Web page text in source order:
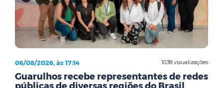
1038 visualizações
06/08/2026, às 17:14
Guarulhos recebe representantes de redes
públicas de diversas regiões do Brasil